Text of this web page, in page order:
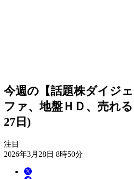
今週の【話題株ダイジ
ファ、地盤ＨＤ、売れる
27日)
注目
2026年3月28日 8時50分